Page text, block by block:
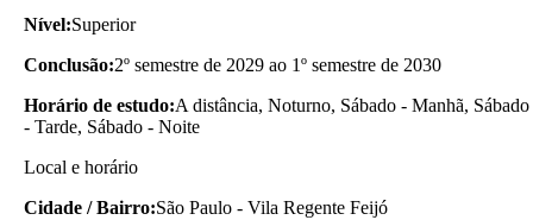
Nível:Superior
Conclusão:2º semestre de 2029 ao 1º semestre de 2030
Horário de estudo:A distância, Noturno, Sábado - Manhã, Sábado
- Tarde, Sábado - Noite
Local e horário
Cidade / Bairro:São Paulo - Vila Regente Feijó